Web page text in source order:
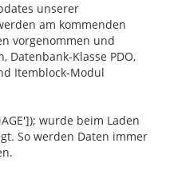
unserer
am kommenden
vorgenommen und
Datenbank-Klasse PDO,
Itemblock-Modul
wurde beim Laden
So werden Daten immer